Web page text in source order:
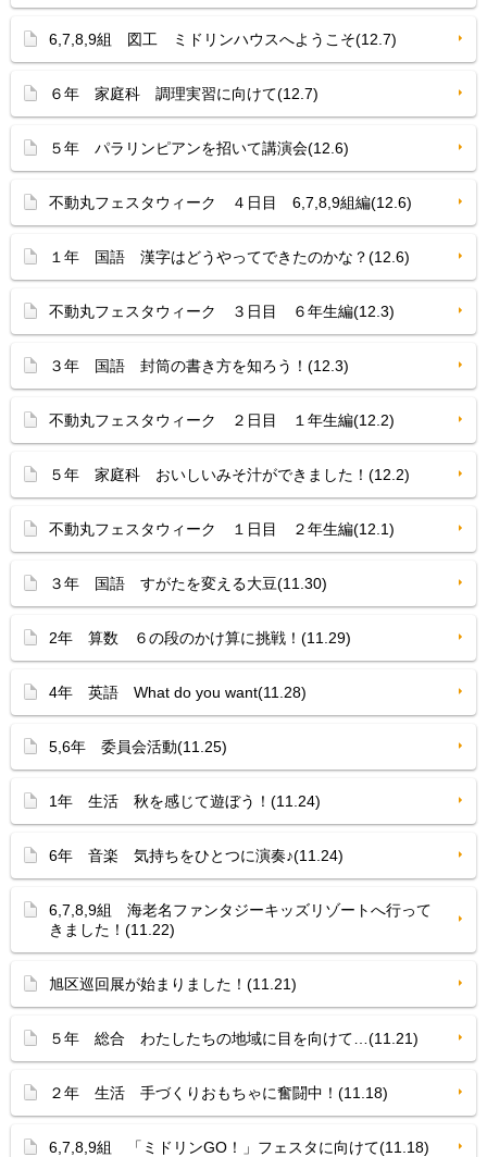
6,7,8,9組 図工 ミドリンハウスへようこそ(12.7)
６年 家庭科 調理実習に向けて(12.7)
５年 パラリンピアンを招いて講演会(12.6)
不動丸フェスタウィーク ４日目 6,7,8,9組編(12.6)
１年 国語 漢字はどうやってできたのかな？(12.6)
不動丸フェスタウィーク ３日目 ６年生編(12.3)
３年 国語 封筒の書き方を知ろう！(12.3)
不動丸フェスタウィーク ２日目 １年生編(12.2)
５年 家庭科 おいしいみそ汁ができました！(12.2)
不動丸フェスタウィーク １日目 ２年生編(12.1)
３年 国語 すがたを変える大豆(11.30)
2年 算数 ６の段のかけ算に挑戦！(11.29)
4年 英語 What do you want(11.28)
5,6年 委員会活動(11.25)
1年 生活 秋を感じて遊ぼう！(11.24)
6年 音楽 気持ちをひとつに演奏♪(11.24)
6,7,8,9組 海老名ファンタジーキッズリゾートへ行って
きました！(11.22)
旭区巡回展が始まりました！(11.21)
５年 総合 わたしたちの地域に目を向けて…(11.21)
２年 生活 手づくりおもちゃに奮闘中！(11.18)
6,7,8,9組 「ミドリンGO！」フェスタに向けて(11.18)